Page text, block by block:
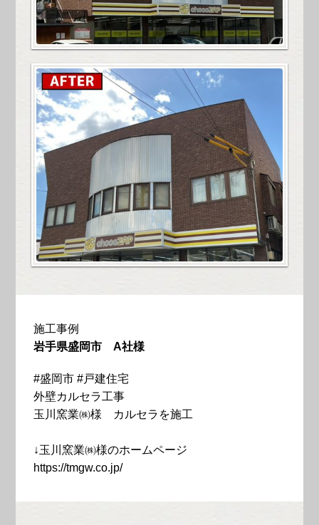
施工事例
岩手県盛岡市 A社様
#盛岡市#戸建住宅
外壁カルセラ工事
玉川窯業㈱様 カルセラを施工
↓玉川窯業㈱様のホームページ
https://tmgw.co.jp/